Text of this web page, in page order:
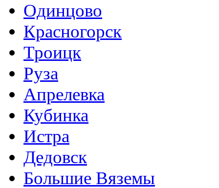
Одинцово
Красногорск
Троицк
Руза
Апрелевка
Кубинка
Истра
Дедовск
Большие Вяземы